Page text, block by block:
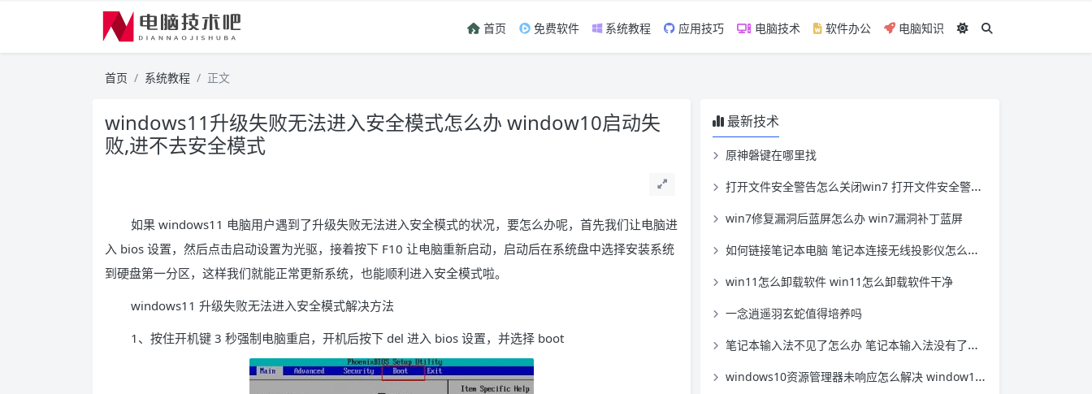
首页 免费软件 系统教程 应用技巧 电脑技术 软件办公 电脑知识
首页 系统教程 正文
windows11升级失败无法进入安全模式怎么办 window10启动失
败,进不去安全模式
如果 windows11 电脑用户遇到了升级失败无法进入安全模式的状况，要怎么办呢，首先我们让电脑进
入 bios 设置，然后点击启动设置为光驱，接着按下 F10 让电脑重新启动，启动后在系统盘中选择安装系统
到硬盘第一分区，这样我们就能正常更新系统，也能顺利进入安全模式啦。
windows11 升级失败无法进入安全模式解决方法
1、按住开机键 3 秒强制电脑重启，开机后按下 del 进入 bios 设置，并选择 boot
最新技术
原神磐键在哪里找
打开文件安全警告怎么关闭win7 打开文件安全警告怎么关闭win11
win7修复漏洞后蓝屏怎么办 win7漏洞补丁蓝屏
如何链接笔记本电脑 笔记本连接无线投影仪怎么连接
win11怎么卸载软件 win11怎么卸载软件干净
一念逍遥羽玄蛇值得培养吗
笔记本输入法不见了怎么办 笔记本输入法没有了怎么办
windows10资源管理器未响应怎么解决 window10资源管理器无响应